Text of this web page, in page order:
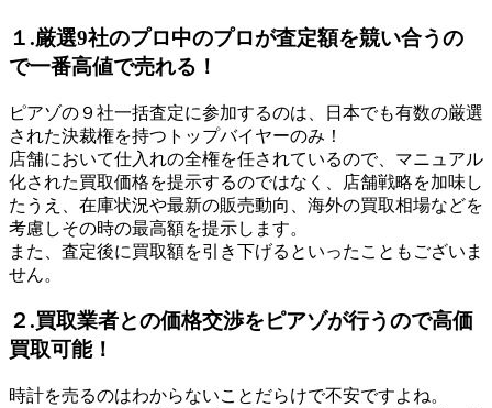
１.厳選9社のプロ中のプロが査定額を競い合うの
で一番高値で売れる！
ピアゾの９社一括査定に参加するのは、日本でも有数の厳選
された決裁権を持つトップバイヤーのみ！
店舗において仕入れの全権を任されているので、マニュアル
化された買取価格を提示するのではなく、店舗戦略を加味し
たうえ、在庫状況や最新の販売動向、海外の買取相場などを
考慮しその時の最高額を提示します。
また、査定後に買取額を引き下げるといったこともございま
せん。
２.買取業者との価格交渉をピアゾが行うので高価
買取可能！
時計を売るのはわからないことだらけで不安ですよね。